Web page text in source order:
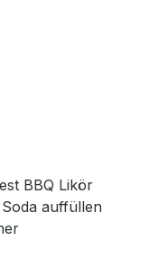
BBQ Likör
auffüllen